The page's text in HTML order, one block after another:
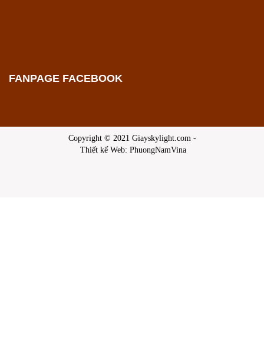
FANPAGE FACEBOOK
Copyright © 2021 Giayskylight.com -
Thiết kế Web: PhuongNamVina